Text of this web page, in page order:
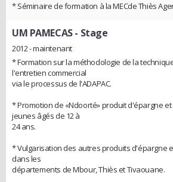
* Séminaire de formation à la MECde Thiès
UM PAMECAS- Stage
2012 - maintenant
* Formation sur la méthodologie de la
l'entretien commercial
via le processus de l'ADAPAC.
* Promotion de «Ndoorté» produit d'épargne
jeunes âgés de 12 à
24 ans.
* Vulgarisation des autres produits d'épargne
dans les
départements de Mbour, Thiès et Tivaouane.